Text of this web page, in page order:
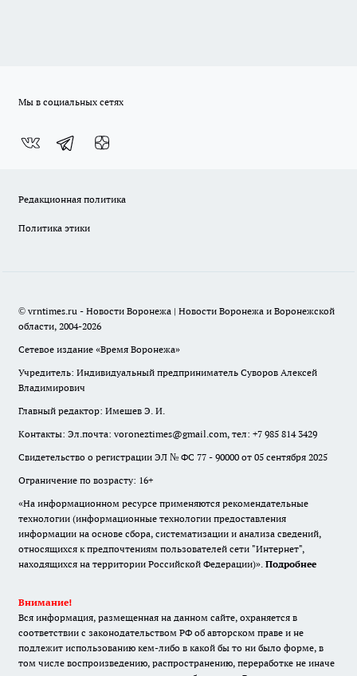
Мы в социальных сетях
Редакционная политика
Политика этики
© vrntimes.ru - Новости Воронежа | Новости Воронежа и Воронежской
области, 2004-2026
Сетевое издание «Время Воронежа»
Учредитель: Индивидуальный предприниматель Суворов Алексей
Владимирович
Главный редактор: Имешев Э. И.
Контакты: Эл.почта: voroneztimes@gmail.com, тел: +7 985 814 3429
Свидетельство о регистрации ЭЛ № ФС 77 - 90000 от 05 сентября 2025
Ограничение по возрасту: 16+
«На информационном ресурсе применяются рекомендательные
технологии (информационные технологии предоставления
информации на основе сбора, систематизации и анализа сведений,
относящихся к предпочтениям пользователей сети "Интернет",
находящихся на территории Российской Федерации)». Подробнее
Внимание!
Вся информация, размещенная на данном сайте, охраняется в
соответствии с законодательством РФ об авторском праве и не
подлежит использованию кем-либо в какой бы то ни было форме, в
том числе воспроизведению, распространению, переработке не иначе